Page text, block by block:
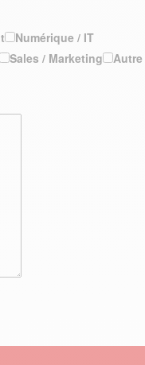
Numérique / IT
Sales / Marketing Autre